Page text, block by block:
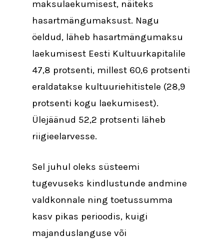
maksulaekumisest, näiteks
hasartmängumaksust. Nagu
öeldud, läheb hasartmängumaksu
laekumisest Eesti Kultuurkapitalile
47,8 protsenti, millest 60,6 protsenti
eraldatakse kultuuriehitistele (28,9
protsenti kogu laekumisest).
Ülejäänud 52,2 protsenti läheb
riigieelarvesse.
Sel juhul oleks süsteemi
tugevuseks kindlustunde andmine
valdkonnale ning toetussumma
kasv pikas perioodis, kuigi
majanduslanguse või